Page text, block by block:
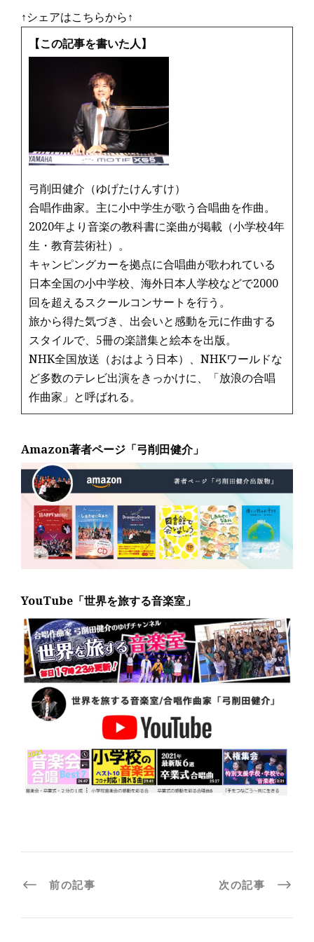
c
e
it
te
ai
l
e
↑シェアはこちらから↑
【この記事を書いた人】
弓削田健介（ゆげたけんすけ）
合唱作曲家。主に小中学生が歌う合唱曲を作曲。
2020年より音楽の教科書に楽曲が掲載（小学校4年
生・教育芸術社）。
キャンピングカーを拠点に合唱曲が歌われている
日本全国の小中学校、海外日本人学校などで2000
回を超えるスクールコンサートを行う。
旅から得た気づき、出会いと感動を元に作曲する
スタイルで、5冊の楽譜集と絵本を出版。
NHK全国放送（おはよう日本）、NHKワールドな
ど多数のテレビ出演をきっかけに、「放浪の合唱
作曲家」と呼ばれる。
Amazon著者ページ「弓削田健介」
YouTube「世界を旅する音楽室」
前の記事 次の記事